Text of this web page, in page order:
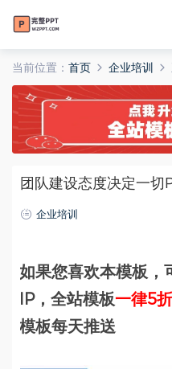
当前位置： 首页 企业培训
团队建设态度决定一切
企业培训
如果您喜欢本模板，
IP，全站模板一律5折
模板每天推送